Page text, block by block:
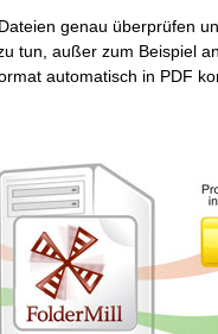
genau überprüfen
tun, außer zum Beispiel
automatisch in PDF